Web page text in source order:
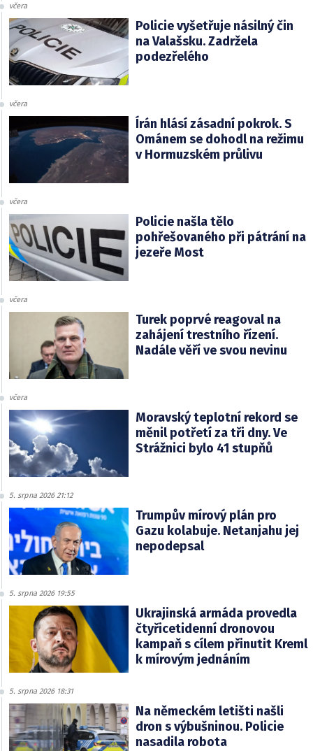
včera
Policie vyšetřuje násilný čin
na Valašsku. Zadržela
podezřelého
včera
Írán hlásí zásadní pokrok. S
Ománem se dohodl na režimu
v Hormuzském průlivu
včera
Policie našla tělo
pohřešovaného při pátrání na
jezeře Most
včera
Turek poprvé reagoval na
zahájení trestního řízení.
Nadále věří ve svou nevinu
včera
Moravský teplotní rekord se
měnil potřetí za tři dny. Ve
Strážnici bylo 41 stupňů
5. srpna 2026 21:12
Trumpův mírový plán pro
Gazu kolabuje. Netanjahu jej
nepodepsal
5. srpna 2026 19:55
Ukrajinská armáda provedla
čtyřicetidenní dronovou
kampaň s cílem přinutit Kreml
k mírovým jednáním
5. srpna 2026 18:31
Na německém letišti našli
dron s výbušninou. Policie
nasadila robota